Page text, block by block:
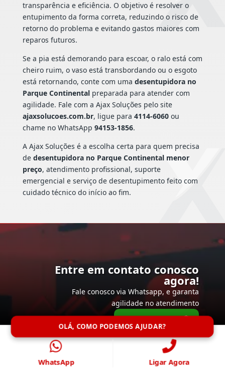
transparência e eficiência. O objetivo é resolver o
entupimento da forma correta, reduzindo o risco de
retorno do problema e evitando gastos maiores com
reparos futuros.
Se a pia está demorando para escoar, o ralo está com
cheiro ruim, o vaso está transbordando ou o esgoto
está retornando, conte com uma desentupidora no
Parque Continentalpreparada para atender com
agilidade. Fale com a Ajax Soluções pelo site
ajaxsolucoes.com.br, ligue para 4114-6060ou
chame no WhatsApp 94153-1856.
A Ajax Soluções é a escolha certa para quem precisa
de desentupidora no Parque Continental menor
preço, atendimento profissional, suporte
emergencial e serviço de desentupimento feito com
cuidado técnico do início ao fim.
Entre em contato conosco
agora!
Fale conosco via Whatsapp, e garanta
agilidade no atendimento
Falar Agora
OLÁ, COMO PODEMOS AJUDAR?
WhatsApp Ligar Agora